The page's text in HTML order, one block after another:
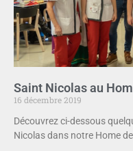
Saint Nicolas au
16 décembre 2019
Découvrez ci-dessous
Nicolas dans notre Home